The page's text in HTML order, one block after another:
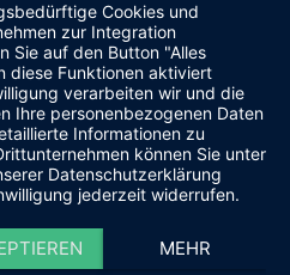
Cookies und
zur Integration
Sie auf den Button "Alles
diese Funktionen aktiviert
verarbeiten wir und die
Ihre personenbezogenen Daten
Informationen zu
können Sie unter
Datenschutzerklärung
jederzeit widerrufen.
MEHR